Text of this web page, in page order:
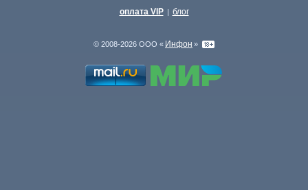
оплата VIP | блог
© 2008-2026 ООО « Инфон »